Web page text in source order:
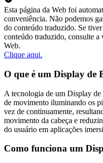
Esta página da Web foi
conveniência. Não podemos
do conteúdo traduzido. Se
conteúdo traduzido, consulte a
Web.
Clique aqui.
O que é um Display de
A tecnologia de um Display
de movimento iluminando os
vez de continuamente,
movimento da cabeça e
do usuário em aplicações
Como funciona um